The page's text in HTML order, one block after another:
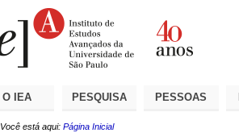
O IEA PESQUISA PESSOAS
Você está aqui: Página Inicial